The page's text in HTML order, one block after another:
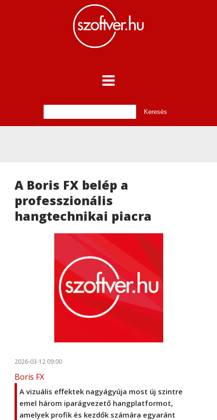
A Boris FX belép a
professzionális
hangtechnikai piacra
2026-03-12 09:00
Boris FX
A vizuális effektek nagyágyúja most új szintre
emel három iparágvezető hangplatformot,
amelyek profik és kezdők számára egyaránt